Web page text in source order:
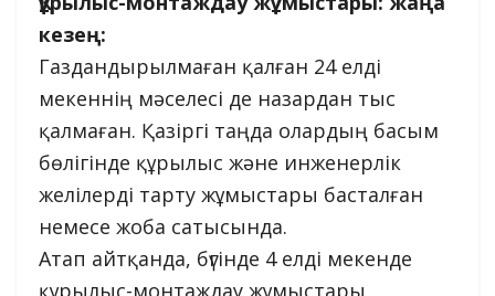
кезең:
Газдандырылмаған қалған 24 елді
мекеннің мәселесі де назардан тыс
қалмаған. Қазіргі таңда олардың басым
бөлігінде құрылыс және инженерлік
желілерді тарту жұмыстары басталған
немесе жоба сатысында.
Атап айтқанда, бүгінде 4 елді мекенде
құрылыс-монтаждау жұмыстары